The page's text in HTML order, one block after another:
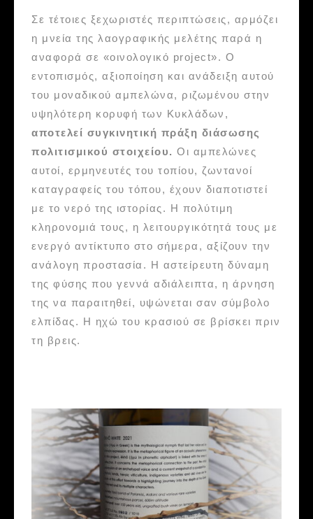
Σε τέτοιες ξεχωριστές περιπτώσεις, αρμόζει
η μνεία της λαογραφικής μελέτης παρά η
αναφορά σε «οινολογικό project». Ο
εντοπισμός, αξιοποίηση και ανάδειξη αυτού
του μοναδικού αμπελώνα, ριζωμένου στην
υψηλότερη κορυφή των Κυκλάδων,
αποτελεί συγκινητική πράξη διάσωσης
πολιτισμικού στοιχείου. Οι αμπελώνες
αυτοί, ερμηνευτές του τοπίου, ζωντανοί
καταγραφείς του τόπου, έχουν διαποτιστεί
με το νερό της ιστορίας. Η πολύτιμη
κληρονομιά τους, η λειτουργικότητά τους με
ενεργό αντίκτυπο στο σήμερα, αξίζουν την
ανάλογη προστασία. Η αστείρευτη δύναμη
της φύσης που γεννά αδιάλειπτα, η άρνηση
της να παραιτηθεί, υψώνεται σαν σύμβολο
ελπίδας. Η ηχώ του κρασιού σε βρίσκει πριν
τη βρεις.